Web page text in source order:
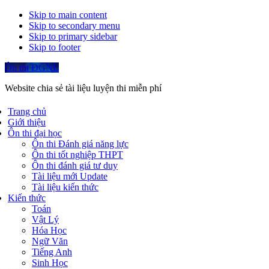
Skip to main content
Skip to secondary menu
Skip to primary sidebar
Skip to footer
Ôn thi ĐGNL
Website chia sẻ tài liệu luyện thi miễn phí
Trang chủ
Giới thiệu
Ôn thi đại học
Ôn thi Đánh giá năng lực
Ôn thi tốt nghiệp THPT
Ôn thi đánh giá tư duy
Tài liệu mới Update
Tài liệu kiến thức
Kiến thức
Toán
Vật Lý
Hóa Học
Ngữ Văn
Tiếng Anh
Sinh Học